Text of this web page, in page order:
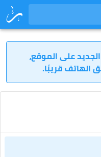
على الموقع،
الهاتف قريبًا.